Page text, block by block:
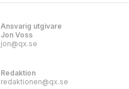
Ansvarig utgivare
Jon Voss
jon@qx.se
Redaktion
redaktionen@qx.se